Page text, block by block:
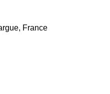
France